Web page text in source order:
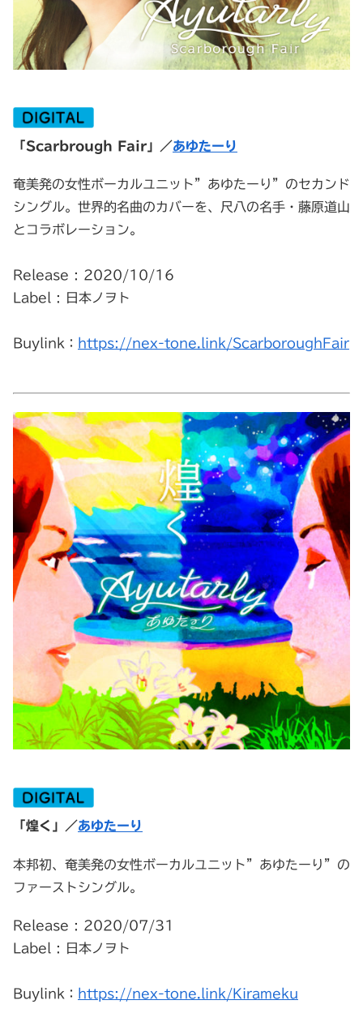
「Scarbrough Fair」／あゆたーり
奄美発の女性ボーカルユニット”あゆたーり”のセカンド
シングル。世界的名曲のカバーを、尺八の名手・藤原道山
とコラボレーション。
Release : 2020/10/16
Label : 日本ノヲト
Buylink： https://nex-tone.link/ScarboroughFair
「煌く」／あゆたーり
本邦初、奄美発の女性ボーカルユニット”あゆたーり”の
ファーストシングル。
Release : 2020/07/31
Label : 日本ノヲト
Buylink： https://nex-tone.link/Kirameku